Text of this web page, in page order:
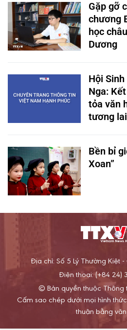
Gặp gỡ
chương
học
Dương
Hội
Nga:
tỏa văn
tương lai
Bền bỉ
Xoan”
Địa chỉ: Số 5 Lý Thường Kiệt
Điện thoại: (+84 24)
© Bản quyền thuộc Thông
Cấm sao chép dưới mọi hình
thuận bằng văn